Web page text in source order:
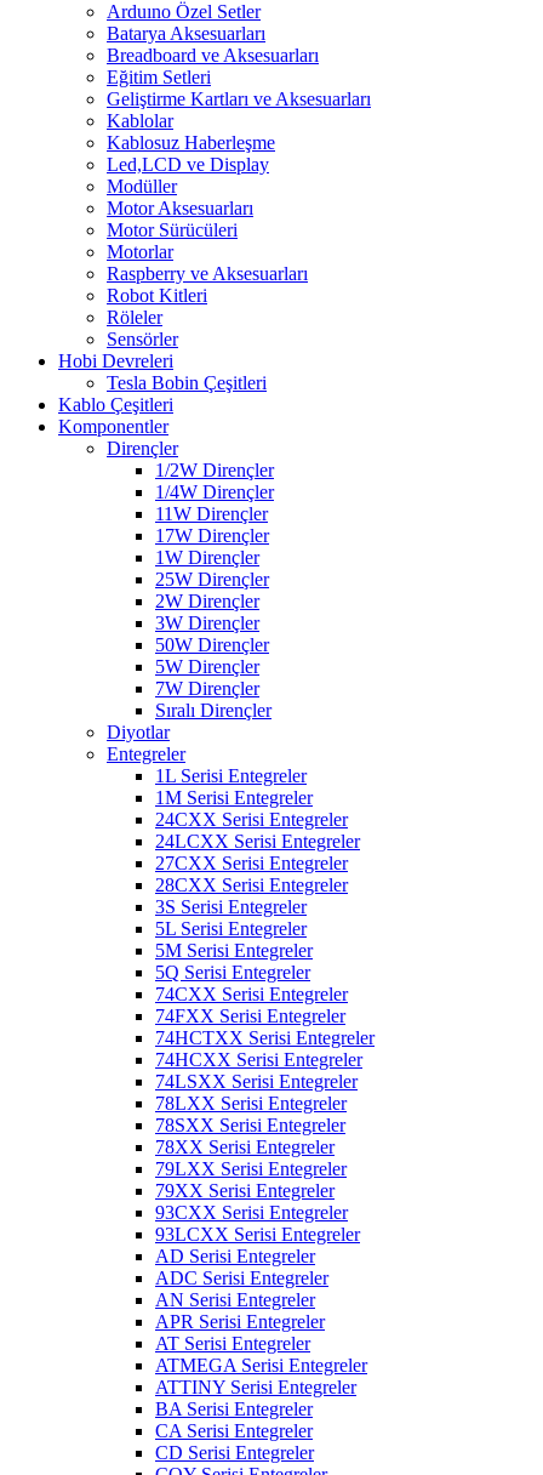
Arduıno Özel Setler
Batarya Aksesuarları
Breadboard ve Aksesuarları
Eğitim Setleri
Geliştirme Kartları ve Aksesuarları
Kablolar
Kablosuz Haberleşme
Led,LCD ve Display
Modüller
Motor Aksesuarları
Motor Sürücüleri
Motorlar
Raspberry ve Aksesuarları
Robot Kitleri
Röleler
Sensörler
Hobi Devreleri
Tesla Bobin Çeşitleri
Kablo Çeşitleri
Komponentler
Dirençler
1/2W Dirençler
1/4W Dirençler
11W Dirençler
17W Dirençler
1W Dirençler
25W Dirençler
2W Dirençler
3W Dirençler
50W Dirençler
5W Dirençler
7W Dirençler
Sıralı Dirençler
Diyotlar
Entegreler
1L Serisi Entegreler
1M Serisi Entegreler
24CXX Serisi Entegreler
24LCXX Serisi Entegreler
27CXX Serisi Entegreler
28CXX Serisi Entegreler
3S Serisi Entegreler
5L Serisi Entegreler
5M Serisi Entegreler
5Q Serisi Entegreler
74CXX Serisi Entegreler
74FXX Serisi Entegreler
74HCTXX Serisi Entegreler
74HCXX Serisi Entegreler
74LSXX Serisi Entegreler
78LXX Serisi Entegreler
78SXX Serisi Entegreler
78XX Serisi Entegreler
79LXX Serisi Entegreler
79XX Serisi Entegreler
93CXX Serisi Entegreler
93LCXX Serisi Entegreler
AD Serisi Entegreler
ADC Serisi Entegreler
AN Serisi Entegreler
APR Serisi Entegreler
AT Serisi Entegreler
ATMEGA Serisi Entegreler
ATTINY Serisi Entegreler
BA Serisi Entegreler
CA Serisi Entegreler
CD Serisi Entegreler